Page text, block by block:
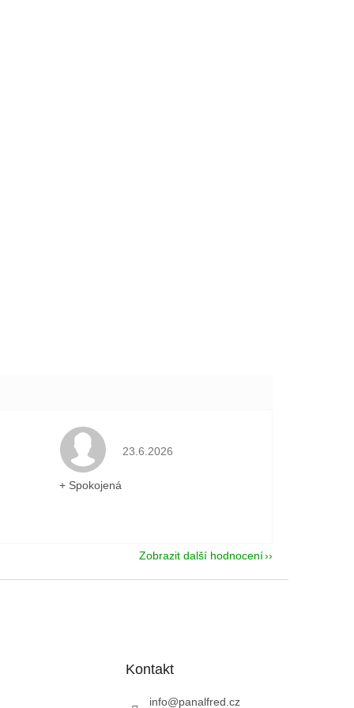
5 z 5 hvězdiček. Hodnocení obchodu je 5 z 5 hvězdiček.
23.6.2026
+ Spokojená
Zobrazit další hodnocení
Kontakt
info@panalfred.cz